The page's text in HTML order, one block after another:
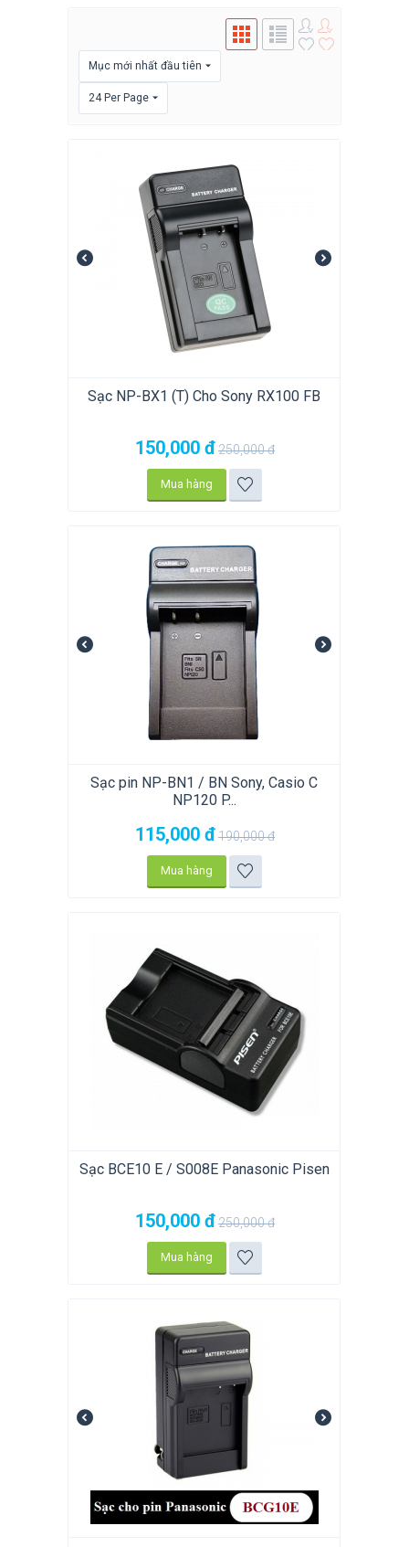
Mục mới nhất đầu tiên
24 Per Page
Sạc NP-BX1 (T) Cho Sony RX100 FB
150,000 đ250,000đ
Mua hàng
Sạc pin NP-BN1 / BN Sony, Casio C
NP120 P...
115,000 đ190,000đ
Mua hàng
Sạc BCE10 E / S008E Panasonic Pisen
150,000 đ250,000đ
Mua hàng